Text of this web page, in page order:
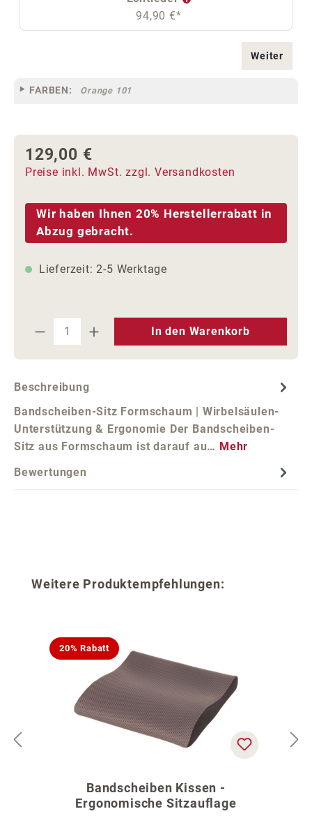
94,90 €*
Weiter
FARBEN: Orange 101
Regulärer Preis:
129,00 €
Preise inkl. MwSt. zzgl. Versandkosten
Wir haben Ihnen 20% Herstellerrabatt in
Abzug gebracht.
Lieferzeit: 2-5 Werktage
Produkt Anzahl: Gib den
In den Warenkorb
Beschreibung
Bandscheiben-Sitz Formschaum | Wirbelsäulen-
Unterstützung & Ergonomie Der Bandscheiben-
Sitz aus Formschaum ist darauf au… Mehr
Bewertungen
Produktgalerie überspringen
Weitere Produktempfehlungen:
20% Rabatt
Bandscheiben Kissen -
Ergonomische Sitzauflage